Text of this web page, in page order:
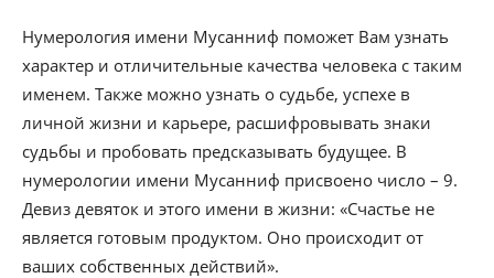
Нумерология имени Мусанниф поможет Вам узнать
характер и отличительные качества человека с таким
именем. Также можно узнать о судьбе, успехе в
личной жизни и карьере, расшифровывать знаки
судьбы и пробовать предсказывать будущее. В
нумерологии имени Мусанниф присвоено число – 9.
Девиз девяток и этого имени в жизни: «Счастье не
является готовым продуктом. Оно происходит от
ваших собственных действий».